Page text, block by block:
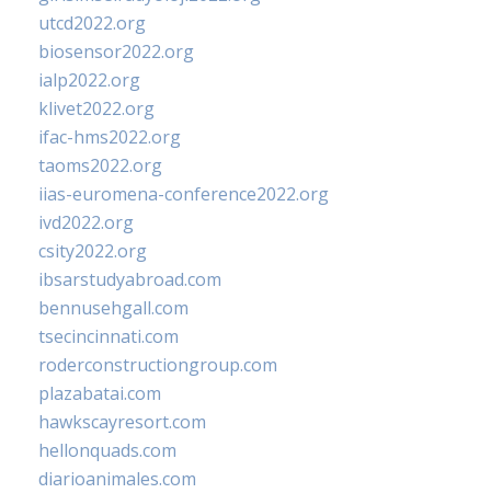
utcd2022.org
biosensor2022.org
ialp2022.org
klivet2022.org
ifac-hms2022.org
taoms2022.org
iias-euromena-conference2022.org
ivd2022.org
csity2022.org
ibsarstudyabroad.com
bennusehgall.com
tsecincinnati.com
roderconstructiongroup.com
plazabatai.com
hawkscayresort.com
hellonquads.com
diarioanimales.com